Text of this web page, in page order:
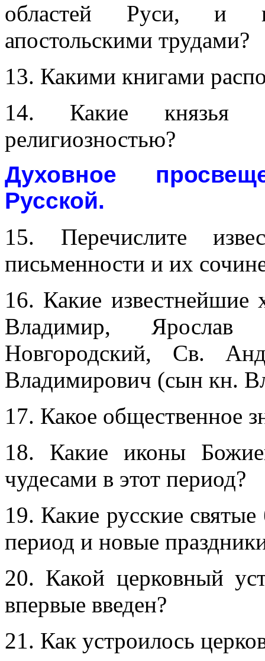
областей Руси, и
апостольскими трудами?
13. Какими книгами
14. Какие князья
религиозностью?
Духовное
Русской.
15. Перечислите
письменности и их
16. Какие
Владимир,
Новгородский, Св.
Владимирович (сын кн.
17. Какое общественное
18. Какие иконы
чудесами в этот период?
19. Какие русские
период и новые
20. Какой церковный
впервые введен?
21. Как устроилось